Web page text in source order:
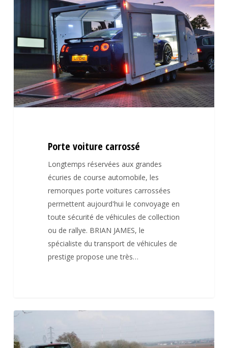
Porte voiture carrossé
Longtemps réservées aux grandes
écuries de course automobile, les
remorques porte voitures carrossées
permettent aujourd'hui le convoyage en
toute sécurité de véhicules de collection
ou de rallye. BRIAN JAMES, le
spécialiste du transport de véhicules de
prestige propose une très…
Porte